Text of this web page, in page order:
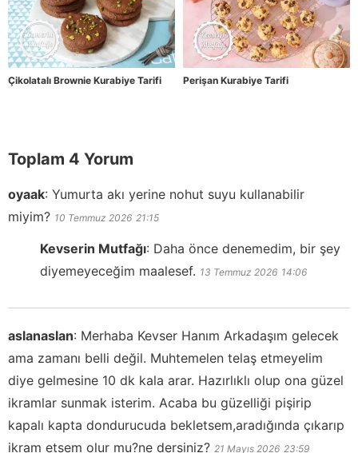
Çikolatalı Brownie Kurabiye Tarifi Perişan Kurabiye Tarifi
Toplam 4 Yorum
oyaak: Yumurta akı yerine nohut suyu kullanabilir
miyim? 10 Temmuz 2026 21:15
Kevserin Mutfağı: Daha önce denemedim, bir şey
diyemeyeceğim maalesef. 13 Temmuz 2026 14:06
aslanaslan: Merhaba Kevser Hanım Arkadaşım gelecek
ama zamanı belli değil. Muhtemelen telaş etmeyelim
diye gelmesine 10 dk kala arar. Hazırlıklı olup ona güzel
ikramlar sunmak isterim. Acaba bu güzelliği pişirip
kapalı kapta dondurucuda bekletsem,aradığında çıkarıp
ikram etsem olur mu?ne dersiniz? 21 Mayıs 2026 23:59